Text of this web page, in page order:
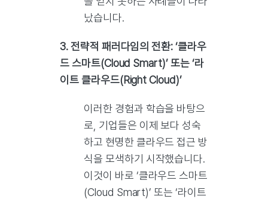
났습니다.
3. 전략적 패러다임의 전환: ‘클라우
드 스마트(Cloud Smart)’ 또는 ‘라
이트 클라우드(Right Cloud)’
이러한 경험과 학습을 바탕으
로, 기업들은 이제 보다 성숙
하고 현명한 클라우드 접근 방
식을 모색하기 시작했습니다.
이것이 바로 ‘클라우드 스마트
(Cloud Smart)’ 또는 ‘라이트